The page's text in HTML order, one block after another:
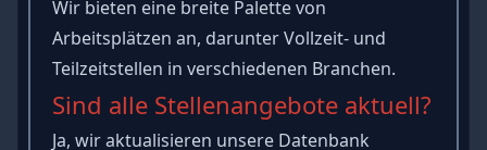
Wir bieten eine breite Palette von
Arbeitsplätzen an, darunter Vollzeit- und
Teilzeitstellen in verschiedenen Branchen.
Sind alle Stellenangebote aktuell?
Ja, wir aktualisieren unsere Datenbank